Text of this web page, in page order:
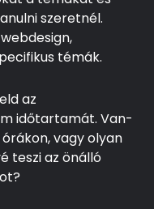
szeretnél.
témák.
az
időtartamát. Van-
vagy olyan
teszi az önálló